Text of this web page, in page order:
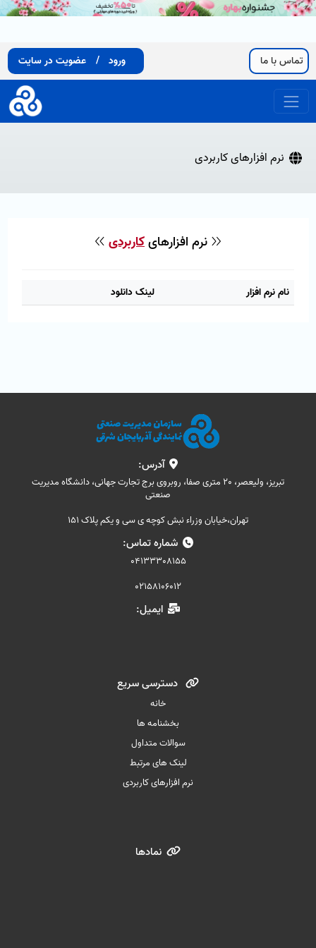
ورود / عضویت در سایت تماس با ما
نرم افزارهای کاربردی
نرم افزارهایکاربردی
نام نرم افزار لینک دانلود
آدرس:
تبریز، ولیعصر، 20 متری صفا، روبروی برج تجارت جهانی، دانشگاه مدیریت
صنعتی
تهران،خیابان وزراء نبش کوچه ی سی و یکم پلاک 151
شماره تماس:
04133308155
02158106012
ایمیل:
دسترسی سریع
خانه
بخشنامه ها
سوالات متداول
لینک های مرتبط
نرم افزارهای کاربردی
نمادها